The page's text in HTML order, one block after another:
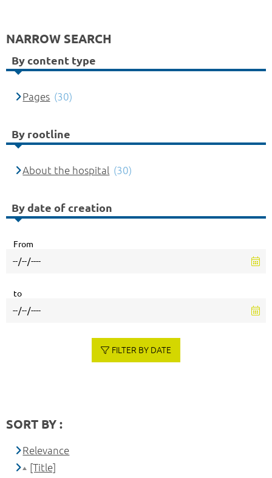
NARROW SEARCH
By content type
Pages (30)
By rootline
About the hospital (30)
By date of creation
From
to
FILTER BY DATE
SORT BY :
Relevance
[Title]